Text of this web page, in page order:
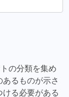
の分類を集め
るものが示さ
る必要がある